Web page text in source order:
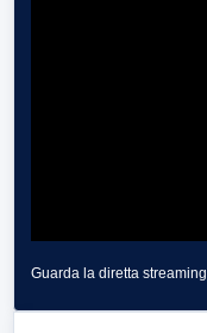
Guarda la diretta streaming